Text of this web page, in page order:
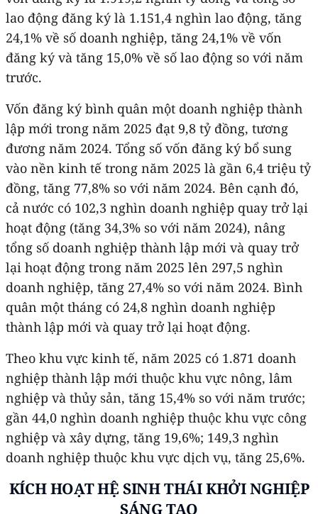
lao động đăng ký là 1.151,4 nghìn lao động, tăng
24,1% về số doanh nghiệp, tăng 24,1% về vốn
đăng ký và tăng 15,0% về số lao động so với năm
trước.
Vốn đăng ký bình quân một doanh nghiệp thành
lập mới trong năm 2025 đạt 9,8 tỷ đồng, tương
đương năm 2024. Tổng số vốn đăng ký bổ sung
vào nền kinh tế trong năm 2025 là gần 6,4 triệu tỷ
đồng, tăng 77,8% so với năm 2024. Bên cạnh đó,
cả nước có 102,3 nghìn doanh nghiệp quay trở lại
hoạt động (tăng 34,3% so với năm 2024), nâng
tổng số doanh nghiệp thành lập mới và quay trở
lại hoạt động trong năm 2025 lên 297,5 nghìn
doanh nghiệp, tăng 27,4% so với năm 2024. Bình
quân một tháng có 24,8 nghìn doanh nghiệp
thành lập mới và quay trở lại hoạt động.
Theo khu vực kinh tế, năm 2025 có 1.871 doanh
nghiệp thành lập mới thuộc khu vực nông, lâm
nghiệp và thủy sản, tăng 15,4% so với năm trước;
gần 44,0 nghìn doanh nghiệp thuộc khu vực công
nghiệp và xây dựng, tăng 19,6%; 149,3 nghìn
doanh nghiệp thuộc khu vực dịch vụ, tăng 25,6%.
KÍCH HOẠT HỆ SINH THÁI KHỞI NGHIỆP
SÁNG TẠO